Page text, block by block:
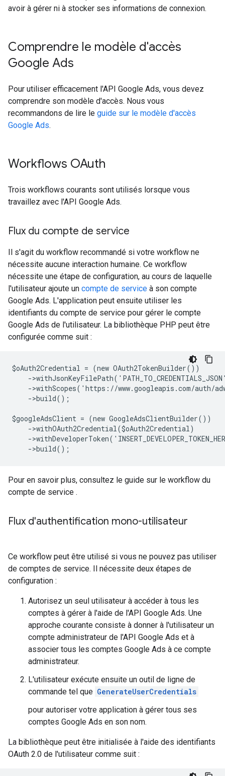
avoir à gérer ni à stocker ses informations de connexion.
Comprendre le modèle d'accès
Google Ads
Pour utiliser efficacement l'API Google Ads, vous devez
comprendre son modèle d'accès. Nous vous
recommandons de lire le guide sur le modèle d'accès
Google Ads.
Workflows OAuth
Trois workflows courants sont utilisés lorsque vous
travaillez avec l'API Google Ads.
Flux du compte de service
Il s'agit du workflow recommandé si votre workflow ne
nécessite aucune interaction humaine. Ce workflow
nécessite une étape de configuration, au cours de laquelle
l'utilisateur ajoute un compte de service à son compte
Google Ads. L'application peut ensuite utiliser les
identifiants du compte de service pour gérer le compte
Google Ads de l'utilisateur. La bibliothèque PHP peut être
configurée comme suit :
$oAuth2Credential = (new OAuth2TokenBuilder())
-
->withScopes('https://www.googleapis.com/auth/
    ->build();
$googleAdsClient = (new GoogleAdsClientBuilder())
    ->withOAuth2Credential($oAuth2Credential)
-
    ->build();
Pour en savoir plus, consultez le guide sur le workflow du
compte de service .
Flux d'authentification mono-utilisateur
Ce workflow peut être utilisé si vous ne pouvez pas utiliser
de comptes de service. Il nécessite deux étapes de
configuration :
Autorisez un seul utilisateur à accéder à tous les
comptes à gérer à l'aide de l'API Google Ads. Une
approche courante consiste à donner à l'utilisateur un
compte administrateur de l'API Google Ads et à
associer tous les comptes Google Ads à ce compte
administrateur.
L'utilisateur exécute ensuite un outil de ligne de
commande tel que GenerateUserCredentials
pour autoriser votre application à gérer tous ses
comptes Google Ads en son nom.
La bibliothèque peut être initialisée à l'aide des identifiants
OAuth 2.0 de l'utilisateur comme suit :